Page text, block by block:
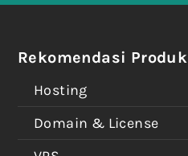
Rekomendasi Produk
Hosting
Domain & License